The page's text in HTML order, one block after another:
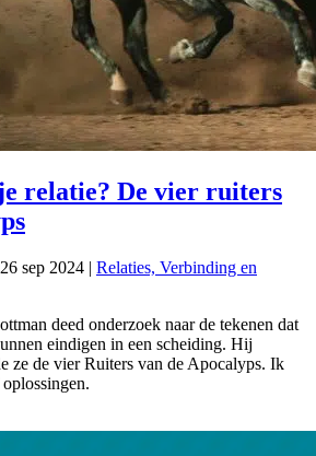
relatie? De vier ruiters
26 sep 2024 | Relaties, Verbinding en
deed onderzoek naar de tekenen dat
eindigen in een scheiding. Hij
ze de vier Ruiters van de Apocalyps. Ik